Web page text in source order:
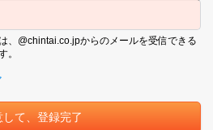
、@chintai.co.jpからのメールを受信できる
。